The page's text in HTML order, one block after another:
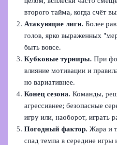
второго тайма, когда счёт
Атакующие лиги. Более
голов, ярко выраженных
быть вовсе.
Кубковые турниры. При
влияние мотивации и
но вариативнее.
Конец сезона. Команды,
агрессивнее; безопасные
игру или, наоборот, играть
Погодный фактор. Жара и
спад темпа в середине игры